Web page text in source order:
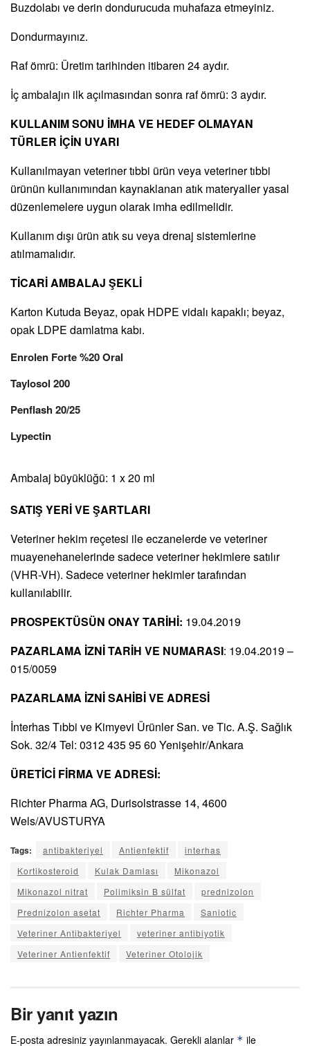
Buzdolabı ve derin dondurucuda muhafaza etmeyiniz.
Dondurmayınız.
Raf ömrü: Üretim tarihinden itibaren 24 aydır.
İç ambalajın ilk açılmasından sonra raf ömrü: 3 aydır.
KULLANIM SONU İMHA VE HEDEF OLMAYAN
TÜRLER İÇİN UYARI
Kullanılmayan veteriner tıbbi ürün veya veteriner tıbbi
ürünün kullanımından kaynaklanan atık materyaller yasal
düzenlemelere uygun olarak imha edilmelidir.
Kullanım dışı ürün atık su veya drenaj sistemlerine
atılmamalıdır.
TİCARİ AMBALAJ ŞEKLİ
Karton Kutuda Beyaz, opak HDPE vidalı kapaklı; beyaz,
opak LDPE damlatma kabı.
Enrolen Forte %20 Oral
Taylosol 200
Penflash 20/25
Lypectin
Ambalaj büyüklüğü: 1 x 20 ml
SATIŞ YERİ VE ŞARTLARI
Veteriner hekim reçetesi ile eczanelerde ve veteriner
muayenehanelerinde sadece veteriner hekimlere satılır
(VHR-VH). Sadece veteriner hekimler tarafından
kullanılabilir.
PROSPEKTÜSÜN ONAY TARİHİ: 19.04.2019
PAZARLAMA İZNİ TARİH VE NUMARASI: 19.04.2019 –
015/0059
PAZARLAMA İZNİ SAHİBİ VE ADRESİ
İnterhas Tıbbi ve Kimyevi Ürünler San. ve Tic. A.Ş. Sağlık
Sok. 32/4 Tel: 0312 435 95 60 Yenişehir/Ankara
ÜRETİCİ FİRMA VE ADRESİ:
Richter Pharma AG, Durisolstrasse 14, 4600
Wels/AVUSTURYA
Tags: antibakteriyel Antienfektif
interhas
Kortikosteroid
Kulak Damlası
Mikonazol
Mikonazol nitrat
Polimiksin B sülfat
prednizolon
Prednizolon asetat
Richter Pharma
Saniotic
Veteriner Antibakteriyel
veteriner antibiyotik
Veteriner Antienfektif
Veteriner Otolojik
Bir yanıt yazın
E-posta adresiniz yayınlanmayacak. Gerekli alanlar * ile